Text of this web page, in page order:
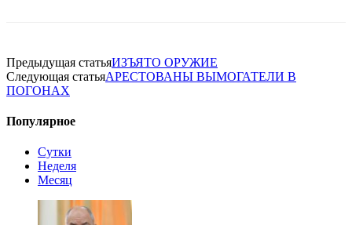
Предыдущая статьяИЗЪЯТО ОРУЖИЕ
Следующая статьяАРЕСТОВАНЫ ВЫМОГАТЕЛИ В
ПОГОНАХ
Популярное
Сутки
Неделя
Месяц